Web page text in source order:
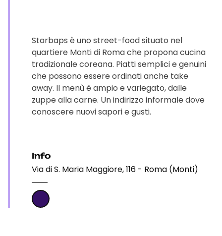
Starbaps è uno street-food situato nel
quartiere Monti di Roma che propona cucina
tradizionale coreana. Piatti semplici e genuini
che possono essere ordinati anche take
away. Il menù è ampio e variegato, dalle
zuppe alla carne. Un indirizzo informale dove
conoscere nuovi sapori e gusti.
Info
Via di S. Maria Maggiore, 116 - Roma (Monti)